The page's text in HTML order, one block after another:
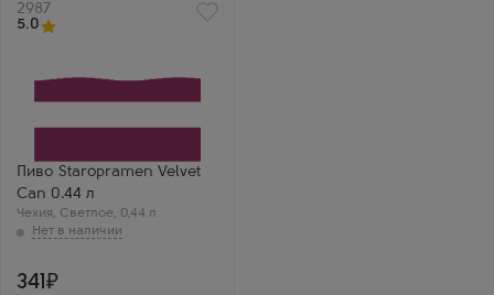
Артикул
2987
5.0
Пиво Staropramen Velvet
Can 0.44 л
Чехия, Светлое, 0,44 л
341